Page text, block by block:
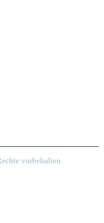
vorbehalten.